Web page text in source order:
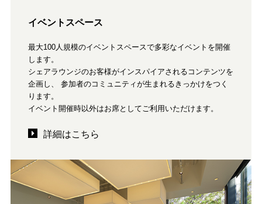
イベントスペース
最大100人規模のイベントスペースで多彩なイベントを開催
します。
シェアラウンジのお客様がインスパイアされるコンテンツを
企画し、 参加者のコミュニティが生まれるきっかけをつく
ります。
イベント開催時以外はお席としてご利用いただけます。
詳細はこちら